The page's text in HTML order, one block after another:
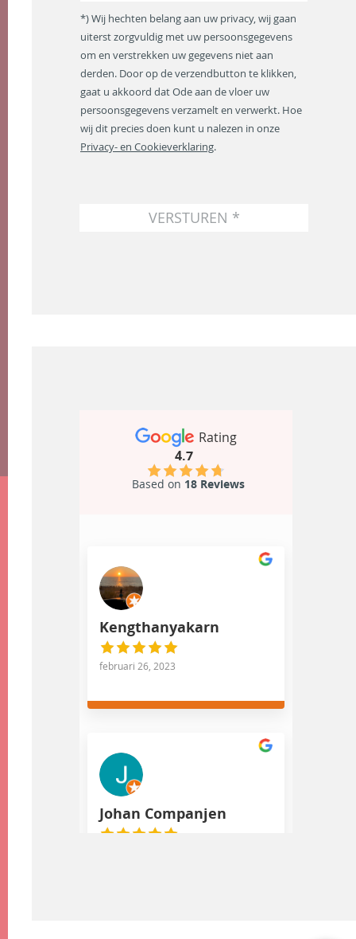
m
a
i
l
a
d
r
e
s
*
*) Wij hechten belang aan uw privacy, wij gaan
uiterst zorgvuldig met uw persoonsgegevens
om en verstrekken uw gegevens niet aan
derden. Door op de verzendbutton te klikken,
gaat u akkoord dat Ode aan de vloer uw
persoonsgegevens verzamelt en verwerkt. Hoe
wij dit precies doen kunt u nalezen in onze
Privacy- en Cookieverklaring.
VERSTUREN *
Rating
4.7
Based on 18 Reviews
Kengthanyakarn
februari 26, 2023
Johan Companjen